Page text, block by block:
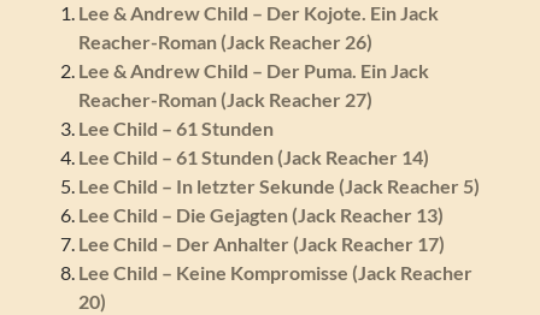
Lee & Andrew Child – Der Kojote. Ein Jack
Reacher-Roman (Jack Reacher 26)
Lee & Andrew Child – Der Puma. Ein Jack
Reacher-Roman (Jack Reacher 27)
Lee Child – 61 Stunden
Lee Child – 61 Stunden (Jack Reacher 14)
Lee Child – In letzter Sekunde (Jack Reacher 5)
Lee Child – Die Gejagten (Jack Reacher 13)
Lee Child – Der Anhalter (Jack Reacher 17)
Lee Child – Keine Kompromisse (Jack Reacher
20)